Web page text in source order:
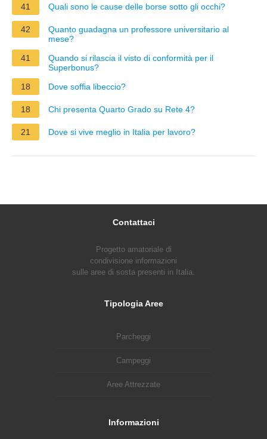
41 Quali sono le cause delle borse sotto gli occhi?
42
Quanto guadagna un professore universitario al
mese?
41
Quando si rilascia il visto di conformità per il
Superbonus?
18
Dove soffia libeccio?
18 Chi presenta Quarto Grado su Rete 4?
21 Dove si vive meglio in Italia per lavoro?
Contattaci
Progetto amatoriale di
condivisione informazioni
sulle aree di sosta presenti in Italia.
Tipologia Aree
Parcheggi
Campeggi
Aree Attrezzate
Informazioni